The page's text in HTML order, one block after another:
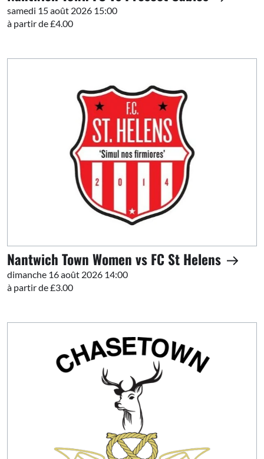
samedi 15 août 2026 15:00
à partir de £4.00
Nantwich Town Women vs FC St Helens
dimanche 16 août 2026 14:00
à partir de £3.00